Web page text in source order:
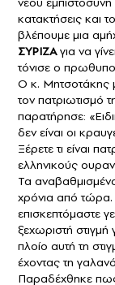
κατακτήσεις και
βλέπουμε μια
ΣΥΡΙΖΑγια να
τόνισε ο
Ο κ. Μητσοτάκης
τον πατριωτισμό
παρατήρησε:
δεν είναι οι
Ξέρετε τι είναι
ελληνικούς
Τα
χρόνια από τώρα.
επισκεπτόμαστε
ξεχωριστή
πλοίο αυτή τη
έχοντας τη
Παραδέχθηκε πως